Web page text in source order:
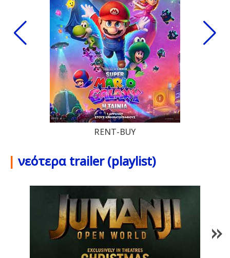
RENT-BUY
| νεότερα trailer (playlist)
1/85